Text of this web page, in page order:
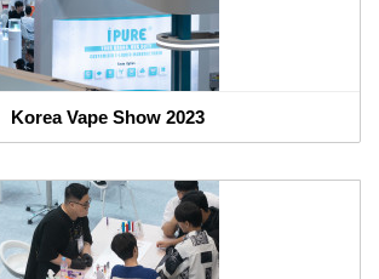
Korea Vape Show 2023